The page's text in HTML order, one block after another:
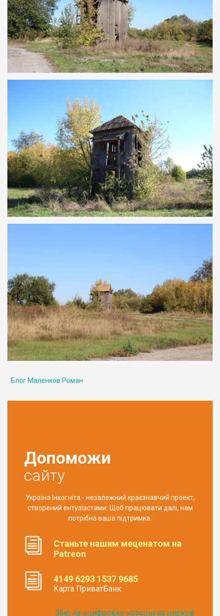
Блог Маленков Роман
Допоможи
сайту
Україна Інкогніта - незалежний краєзнавчий проект,
створений ентузіастами. Щоб працювати далі, нам
потрібна ваша підтримка.
Станьте нашим меценатом на
Patreon
4149 6293 1537 9685
Карта ПриватБанк
Збір на оцифровку козацьких церков